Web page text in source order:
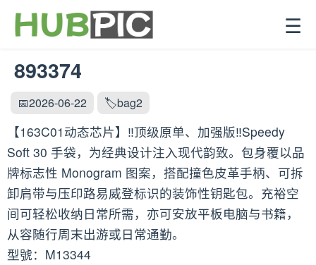
☰
893374
📅2026-06-22 🏷️bag2
【163C01动态芯片】‼️顶级原单、加强版‼️Speedy
Soft 30 手袋，为经典设计注入现代韵致。包身覆以品
牌标志性 Monogram 图案，搭配撞色皮革手柄、可拆
卸肩带与压印路易威登标识的装饰性钥匙包。充裕空
间可轻松收纳日常所需，亦可安放平板电脑与书籍，
从容随行周末出游或日常通勤。
型號：M13344